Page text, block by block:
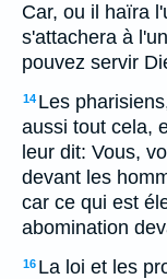
Car, ou il haïra
s'attachera à
pouvez servir
14 Les
aussi tout cela,
leur dit: Vous,
devant les
car ce qui est
abomination
16 La loi et les